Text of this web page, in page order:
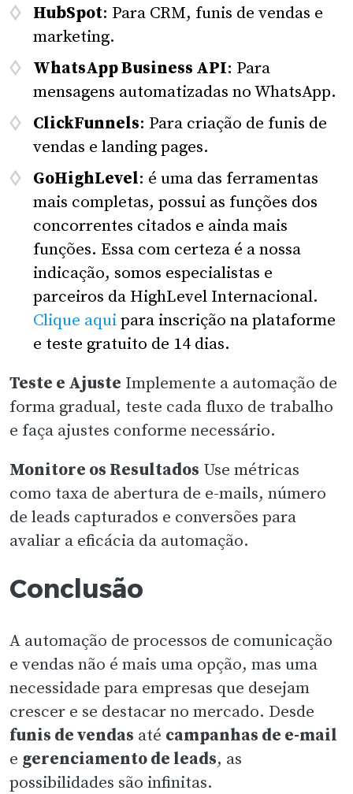
HubSpot: Para CRM, funis de vendas e
marketing.
WhatsApp Business API: Para
mensagens automatizadas no WhatsApp.
ClickFunnels: Para criação de funis de
vendas e landing pages.
GoHighLevel: é uma das ferramentas
mais completas, possui as funções dos
concorrentes citados e ainda mais
funções. Essa com certeza é a nossa
indicação, somos especialistas e
parceiros da HighLevel Internacional.
Clique aquipara inscrição na plataforme
e teste gratuito de 14 dias.
Teste e Ajuste Implemente a automação de
forma gradual, teste cada fluxo de trabalho
e faça ajustes conforme necessário.
Monitore os Resultados Use métricas
como taxa de abertura de e-mails, número
de leads capturados e conversões para
avaliar a eficácia da automação.
Conclusão
A automação de processos de comunicação
e vendas não é mais uma opção, mas uma
necessidade para empresas que desejam
crescer e se destacar no mercado. Desde
funis de vendas até campanhas de e-mail
e gerenciamento de leads, as
possibilidades são infinitas.